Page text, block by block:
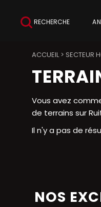
RECHERCHE
ACCUEIL> SECTEUR
Vous avez
de terrains sur
Il n'y a pas de
NOS